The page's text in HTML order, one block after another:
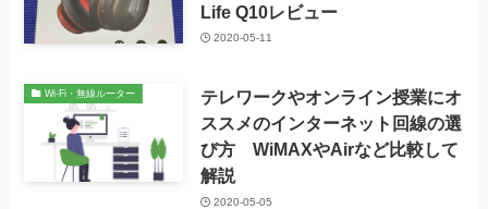
Life Q10レビュー
2020-05-11
Wi-Fi・無線ルーター
テレワークやオンライン授業にオ
ススメのインターネット回線の選
び方 WiMAXやAirなど比較して
解説
2020-05-05